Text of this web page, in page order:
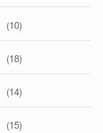
(10)
(18)
(14)
(15)